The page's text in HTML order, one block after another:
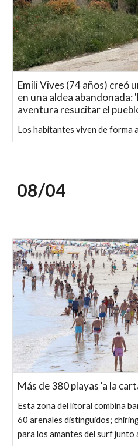
Emili Vives (74 años) creó
en una aldea abandonada:
aventura resucitar el
Los habitantes viven de forma
08/04
Más de 380 playas 'a la
Esta zona del litoral combina
60 arenales distinguidos;
para los amantes del surf junto